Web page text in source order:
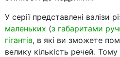
У серії представлені валізи
маленьких (з габаритами
гігантів, в які ви зможете
велику кількість речей.